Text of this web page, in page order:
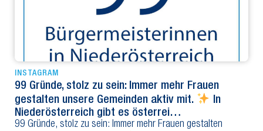
INSTAGRAM
99 Gründe, stolz zu sein: Immer mehr Frauen
gestalten unsere Gemeinden aktiv mit.
In
Niederösterreich gibt es österrei…
99 Gründe, stolz zu sein: Immer mehr Frauen gestalten